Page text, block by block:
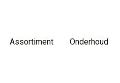
Assortiment Onderhoud